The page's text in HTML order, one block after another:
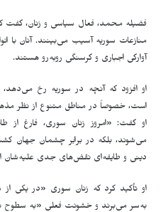
فضیله محمد، فعال سیاسی و زنان، گفت
منازعات سوریه آسیب می‌بینند. آنان با
آوارگی اجباری و گرسنگی روبه‌رو هستند.
او افزود که آنچه در سوریه رخ می‌دهد،
است، خصوصاً در مناطق متنوع از نظر
او گفت: «امروز زنان سوری، فارغ از
می‌شوند، بلکه در برابر چشمان جهان
دینی و طایفه‌ای نقض‌های جدی علیه‌شان
او تأکید کرد که زنان سوری «در یکی
به‌سر می‌برند و خشونت فعلی «به سطوح